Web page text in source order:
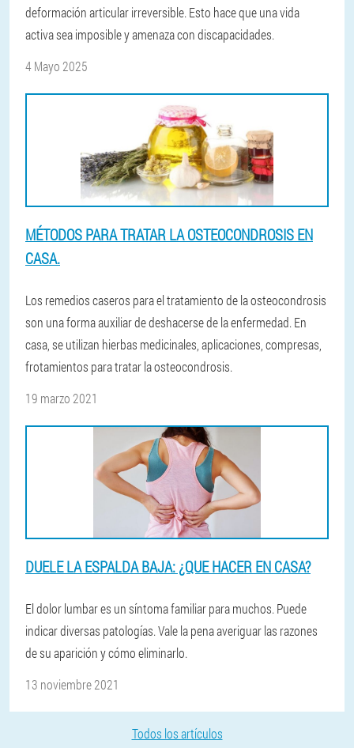
deformación articular irreversible. Esto hace que una vida
activa sea imposible y amenaza con discapacidades.
4 Mayo 2025
MÉTODOS PARA TRATAR LA OSTEOCONDROSIS EN
CASA.
Los remedios caseros para el tratamiento de la osteocondrosis
son una forma auxiliar de deshacerse de la enfermedad. En
casa, se utilizan hierbas medicinales, aplicaciones, compresas,
frotamientos para tratar la osteocondrosis.
19 marzo 2021
DUELE LA ESPALDA BAJA: ¿QUE HACER EN CASA?
El dolor lumbar es un síntoma familiar para muchos. Puede
indicar diversas patologías. Vale la pena averiguar las razones
de su aparición y cómo eliminarlo.
13 noviembre 2021
Todos los artículos